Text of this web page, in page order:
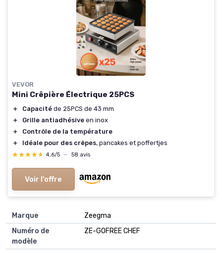
VEVOR
Mini Crêpière Électrique 25PCS
＋ Capacité de 25PCS de 43 mm
＋
Grille antiadhésive en inox
＋
Contrôle de la température
＋
Idéale pour des crêpes, pancakes et poffertjes
★★★★★
★★★★★ 4,6/5 — 58 avis
Voir l'offre
Marque
‎Zeegma
Numéro de
modèle
‎ZE-GOFREE CHEF